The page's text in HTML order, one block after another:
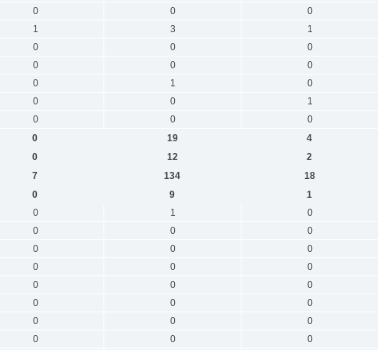
0 0 0
1 3 1
0 0 0
0 0 0
0 1 0
0 0 1
0 0 0
0 19 4
0 12 2
7 134 18
0 9 1
0 1 0
0 0 0
0 0 0
0 0 0
0 0 0
0 0 0
0 0 0
0 0 0